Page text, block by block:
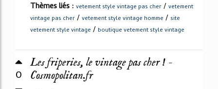
Thèmes liés : vetement style vintage pas cher / vetement
vintage pas cher / vetement style vintage homme / site
vetement style vintage / boutique vetement style vintage
0
Les friperies, le vintage pas cher ! -
Cosmopolitan.fr